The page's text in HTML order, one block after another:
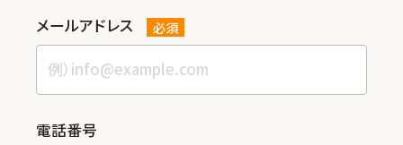
メールアドレス 必須
電話番号